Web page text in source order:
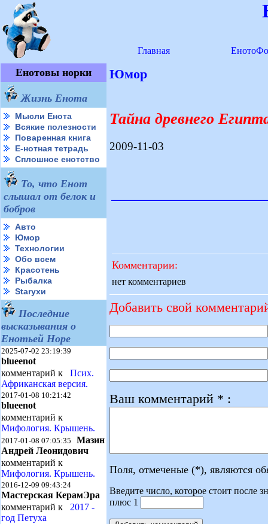
Главная
Енотовы норки
Жизнь Енота
Мысли Енота
Всякие полезности
Поваренная книга
Е-нотная тетрадь
Сплошное енотство
То, что Енот
слышал от белок и
бобров
Авто
Юмор
Технологии
Обо всем
Красотень
Рыбалка
Starухи
Последние
высказывания о
Енотьей Норе
2025-07-02 23:19:39
blueenot
комментарий к Псих.
Африканская версия.
2017-01-08 10:21:42
blueenot
комментарий к
Мифология. Крышень.
2017-01-08 07:05:35 Мазин
Андрей Леонидович
комментарий к
Мифология. Крышень.
2016-12-09 09:43:24
Мастерская КерамЭра
комментарий к 2017 -
год Петуха
Юмор
Тайна древнего
2009-11-03
Комментарии:
нет комментариев
Добавить свой
Ваш комментарий * :
Поля, отмеченые (*), являются
Введите число, которое стоит после
плюс 1